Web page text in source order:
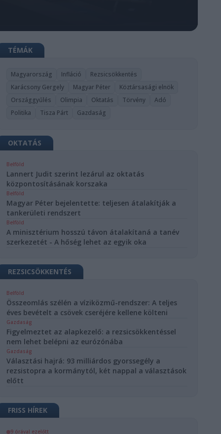
TÉMÁK
Magyarország Infláció
Rezsicsökkentés
Karácsony Gergely
Magyar Péter
Köztársasági elnök
Országgyűlés
Olimpia Oktatás Törvény
Adó
Politika
Tisza Párt Gazdaság
OKTATÁS
Belföld
Lannert Judit szerint lezárul az oktatás
központosításának korszaka
Belföld
Magyar Péter bejelentette: teljesen átalakítják a
tankerületi rendszert
Belföld
A minisztérium hosszú távon átalakítaná a tanév
szerkezetét - A hőség lehet az egyik oka
REZSICSÖKKENTÉS
Belföld
Összeomlás szélén a víziközmű-rendszer: A teljes
éves bevételt a csövek cseréjére kellene költeni
Gazdaság
Figyelmeztet az alapkezelő: a rezsicsökkentéssel
nem lehet belépni az eurózónába
Gazdaság
Választási hajrá: 93 milliárdos gyorssegély a
rezsistopra a kormánytól, két nappal a választások
előtt
FRISS HÍREK
9 órával ezelőtt